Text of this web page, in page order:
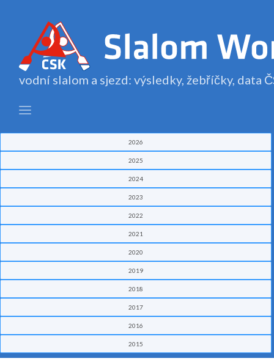
vodní slalom a sjezd: výsledky, žebříčky, data
2026
2025
2024
2023
2022
2021
2020
2019
2018
2017
2016
2015